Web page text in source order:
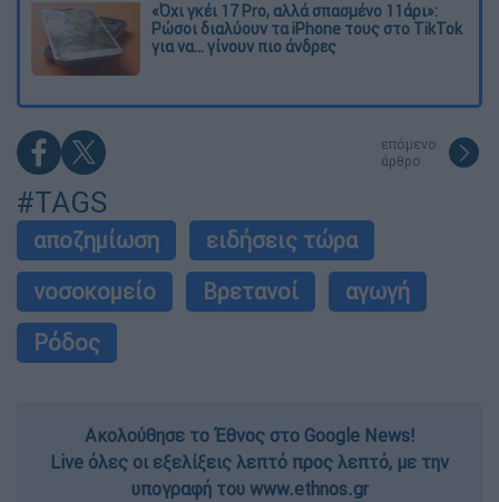
«Όχι γκέι 17 Pro, αλλά σπασμένο 11άρι»:
Ρώσοι διαλύουν τα iPhone τους στο TikTok
για να... γίνουν πιο άνδρες
επόμενο
άρθρο
#TAGS
αποζημίωση
ειδήσεις τώρα
νοσοκομείο
Βρετανοί
αγωγή
Ρόδος
Ακολούθησε το Έθνος στο Google News!
Live όλες οι εξελίξεις λεπτό προς λεπτό, με την
υπογραφή του www.ethnos.gr